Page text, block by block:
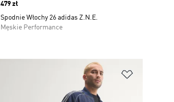
Price
479 zł
Spodnie Włochy 26 adidas Z.N.E.
Męskie Performance